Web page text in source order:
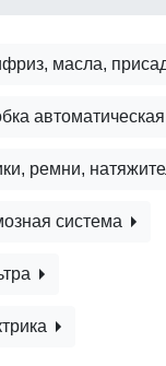
масла,
ремни,
система